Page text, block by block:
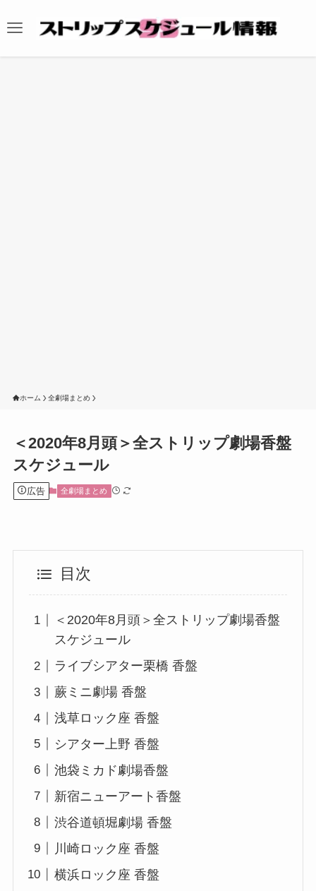
ホーム 全劇場まとめ
＜2020年8月頭＞全ストリップ劇場香盤
スケジュール
広告 全劇場まとめ
目次
＜2020年8月頭＞全ストリップ劇場香盤
スケジュール
ライブシアター栗橋 香盤
蕨ミニ劇場 香盤
浅草ロック座 香盤
シアター上野 香盤
池袋ミカド劇場香盤
新宿ニューアート香盤
渋谷道頓堀劇場 香盤
川崎ロック座 香盤
横浜ロック座 香盤